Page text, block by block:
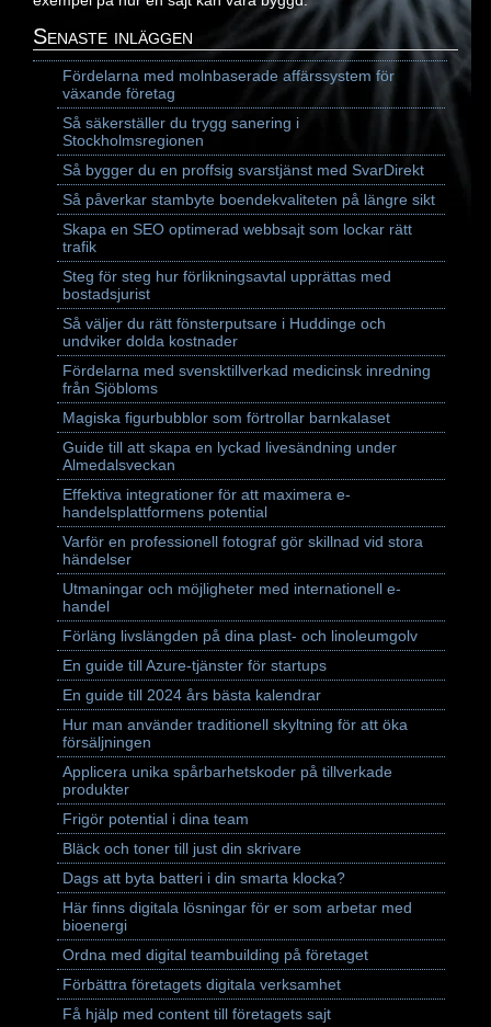
Senaste inläggen
Fördelarna med molnbaserade affärssystem för
växande företag
Så säkerställer du trygg sanering i
Stockholmsregionen
Så bygger du en proffsig svarstjänst med SvarDirekt
Så påverkar stambyte boendekvaliteten på längre sikt
Skapa en SEO optimerad webbsajt som lockar rätt
trafik
Steg för steg hur förlikningsavtal upprättas med
bostadsjurist
Så väljer du rätt fönsterputsare i Huddinge och
undviker dolda kostnader
Fördelarna med svensktillverkad medicinsk inredning
från Sjöbloms
Magiska figurbubblor som förtrollar barnkalaset
Guide till att skapa en lyckad livesändning under
Almedalsveckan
Effektiva integrationer för att maximera e-
handelsplattformens potential
Varför en professionell fotograf gör skillnad vid stora
händelser
Utmaningar och möjligheter med internationell e-
handel
Förläng livslängden på dina plast- och linoleumgolv
En guide till Azure-tjänster för startups
En guide till 2024 års bästa kalendrar
Hur man använder traditionell skyltning för att öka
försäljningen
Applicera unika spårbarhetskoder på tillverkade
produkter
Frigör potential i dina team
Bläck och toner till just din skrivare
Dags att byta batteri i din smarta klocka?
Här finns digitala lösningar för er som arbetar med
bioenergi
Ordna med digital teambuilding på företaget
Förbättra företagets digitala verksamhet
Få hjälp med content till företagets sajt